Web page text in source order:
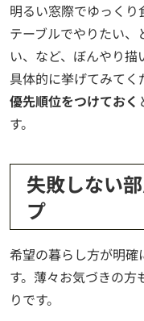
明るい窓際でゆっく
テーブルでやりたい
い、など、ぼんやり
具体的に挙げてみてく
優先順位をつけておく
す。
失敗しない
プ
希望の暮らし方が明
す。薄々お気づきの
りです。